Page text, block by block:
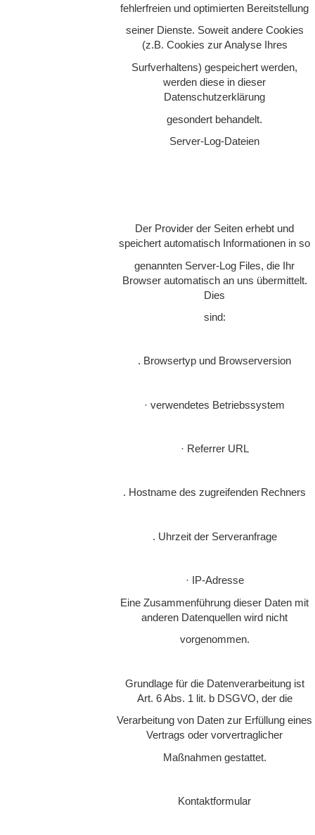
fehlerfreien und optimierten Bereitstellung
seiner Dienste. Soweit andere Cookies
(z.B. Cookies zur Analyse Ihres
Surfverhaltens) gespeichert werden,
werden diese in dieser
Datenschutzerklärung
gesondert behandelt.
Server-Log-Dateien
Der Provider der Seiten erhebt und
speichert automatisch Informationen in so
genannten Server-Log Files, die Ihr
Browser automatisch an uns übermittelt.
Dies
sind:
. Browsertyp und Browserversion
· verwendetes Betriebssystem
· Referrer URL
. Hostname des zugreifenden Rechners
. Uhrzeit der Serveranfrage
· IP-Adresse
Eine Zusammenführung dieser Daten mit
anderen Datenquellen wird nicht
vorgenommen.
Grundlage für die Datenverarbeitung ist
Art. 6 Abs. 1 lit. b DSGVO, der die
Verarbeitung von Daten zur Erfüllung eines
Vertrags oder vorvertraglicher
Maßnahmen gestattet.
Kontaktformular